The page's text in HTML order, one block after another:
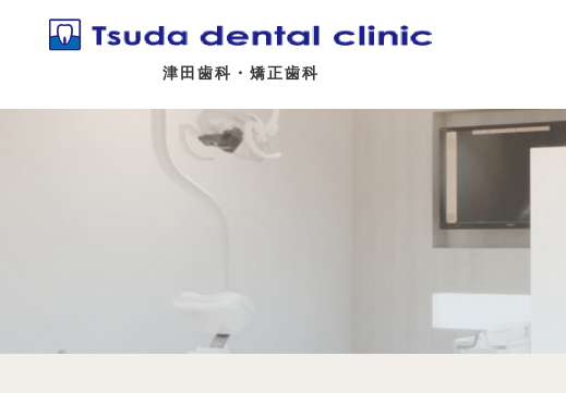
津田歯科・矯正歯科